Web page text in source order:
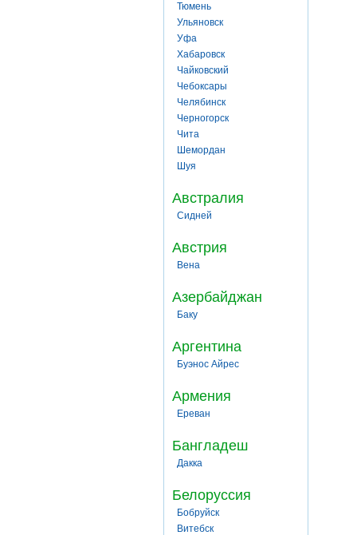
Тюмень
Ульяновск
Уфа
Хабаровск
Чайковский
Чебоксары
Челябинск
Черногорск
Чита
Шемордан
Шуя
Австралия
Сидней
Австрия
Вена
Азербайджан
Баку
Аргентина
Буэнос Айрес
Армения
Ереван
Бангладеш
Дакка
Белоруссия
Бобруйск
Витебск